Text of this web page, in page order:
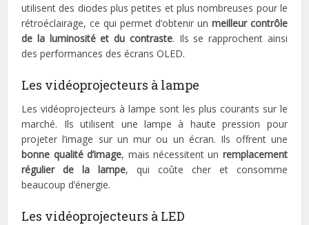
utilisent des diodes plus petites et plus nombreuses pour le
rétroéclairage, ce qui permet d’obtenir un meilleur contrôle
de la luminosité et du contraste. Ils se rapprochent ainsi
des performances des écrans OLED.
Les vidéoprojecteurs à lampe
Les vidéoprojecteurs à lampe sont les plus courants sur le
marché. Ils utilisent une lampe à haute pression pour
projeter l’image sur un mur ou un écran. Ils offrent une
bonne qualité d’image, mais nécessitent un remplacement
régulier de la lampe, qui coûte cher et consomme
beaucoup d’énergie.
Les vidéoprojecteurs à LED